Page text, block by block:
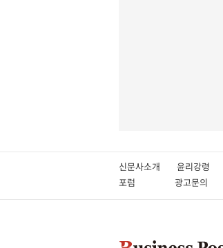
신문사소개 윤리강령
포럼
광고문의